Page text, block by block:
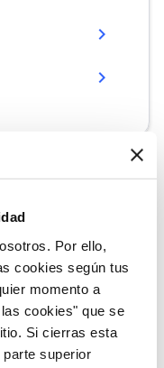
Por ello,
cookies según tus
momento a
cookies" que se
Si cierras esta
superior
chevron_right
chevron_right
itinerarios por
para tu viaje
map